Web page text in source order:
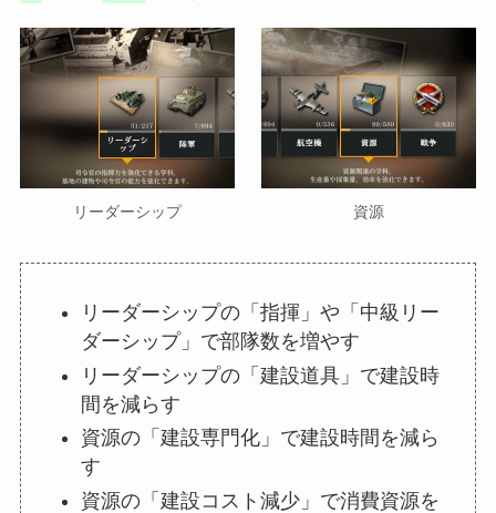
リーダーシップ 資源
リーダーシップの「指揮」や「中級リー
ダーシップ」で部隊数を増やす
リーダーシップの「建設道具」で建設時
間を減らす
資源の「建設専門化」で建設時間を減ら
す
資源の「建設コスト減少」で消費資源を